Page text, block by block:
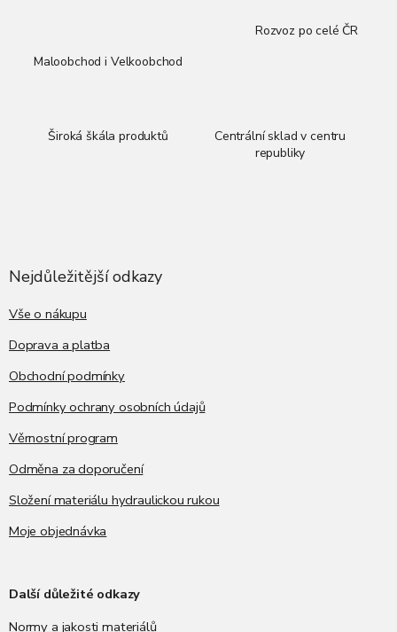
Maloobchod i Velkoobchod
Rozvoz po celé ČR
Široká škála produktů
Centrální sklad v centru
republiky
Nejdůležitější odkazy
Vše o nákupu
Doprava a platba
Obchodní podmínky
Podmínky ochrany osobních údajů
Věrnostní program
Odměna za doporučení
Složení materiálu hydraulickou rukou
Moje objednávka
Další důležité odkazy
Normy a jakosti materiálů